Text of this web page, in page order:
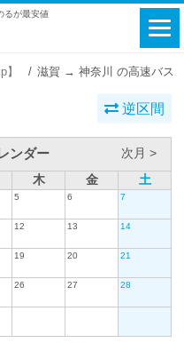
るが最安値
滋賀 → 神奈川 の高速バス
逆区間
ンダー
次月 >
木 金 土
5 6 7
12 13 14
19 20 21
26 27 28